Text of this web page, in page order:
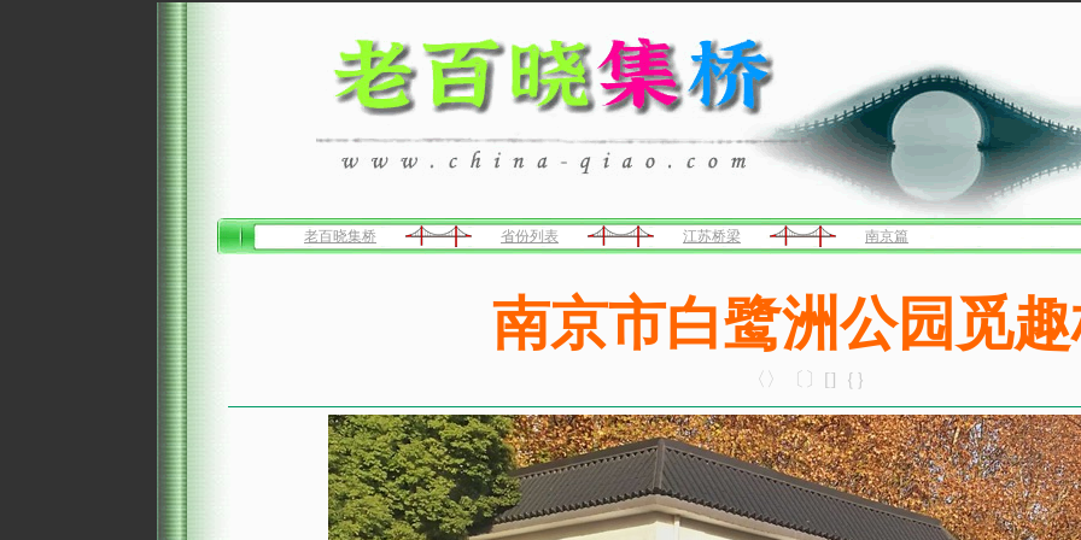
老百晓集桥 省份列表 江苏桥梁 南京篇
南京市白鹭洲公园觅
〈〉〔〕[]｛｝